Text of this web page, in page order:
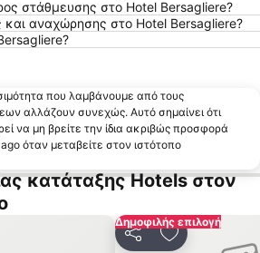
Porta Venezia
Città Studi
Villa Monastero
Expo Milano
Bovisasca
στάθμευσης στο Hotel Bersagliere?
και αναχώρησης στο Hotel Bersagliere?
που λαμβάνουμε από τους
αλλάζουν συνεχώς. Αυτό σημαίνει ότι
να μη βρείτε την ίδια ακριβώς προσφορά
όταν μεταβείτε στον ιστότοπο
κατάταξης Hotels στον
αγαπημένα
Δημοφιλής επιλογή
ΚοινοποίησηΠροσθήκη